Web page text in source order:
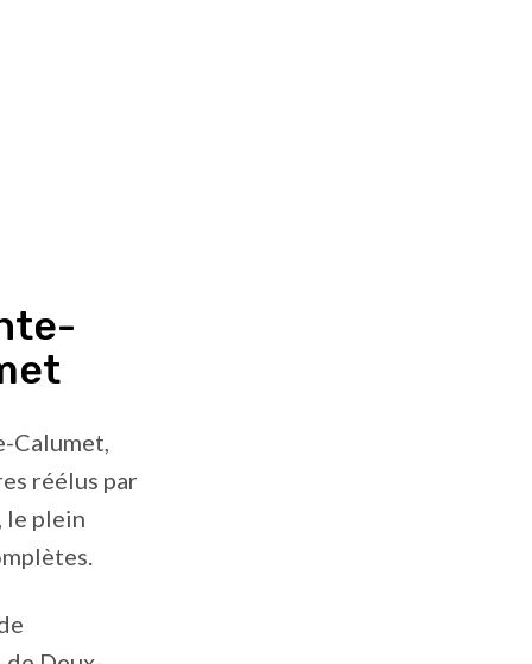
Calumet,
réélus par
le plein